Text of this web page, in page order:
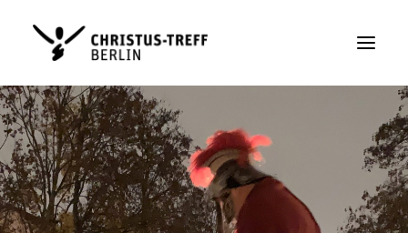
Sonntag
Alltag
Christus-Treff